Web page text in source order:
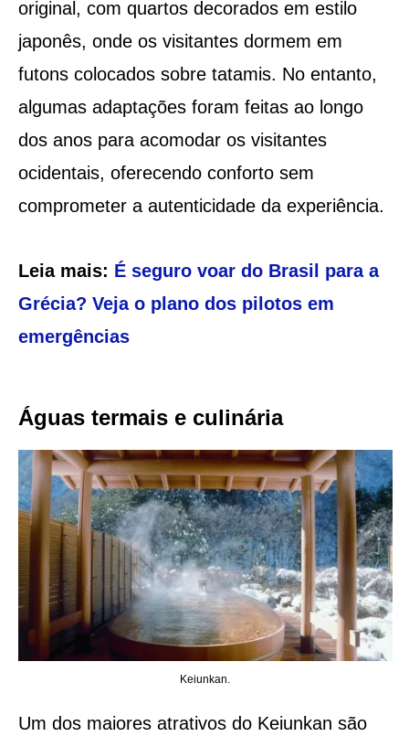
original, com quartos decorados em estilo
japonês, onde os visitantes dormem em
futons colocados sobre tatamis. No entanto,
algumas adaptações foram feitas ao longo
dos anos para acomodar os visitantes
ocidentais, oferecendo conforto sem
comprometer a autenticidade da experiência.
Leia mais: É seguro voar do Brasil para a
Grécia? Veja o plano dos pilotos em
emergências
Águas termais e culinária
Keiunkan.
Um dos maiores atrativos do Keiunkan são